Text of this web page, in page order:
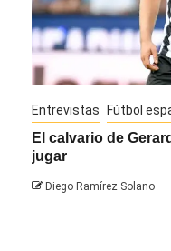
Entrevistas Fútbol
El calvario de
jugar
Diego Ramírez Solano